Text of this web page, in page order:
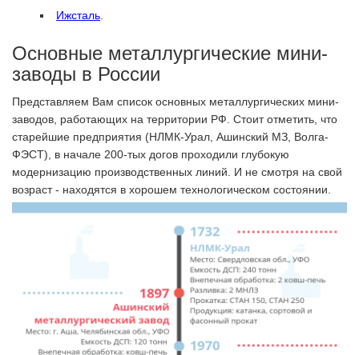
Ижсталь
Основные металлургические мини-
заводы в России
Представляем Вам список основных металлургических мини-
заводов, работающих на территории РФ. Стоит отметить, что
старейшие предприятия (НЛМК-Урал, Ашинский МЗ, Волга-
ФЭСТ), в начале 200-тых догов проходили глубокую
модернизацию производственных линий. И не смотря на свой
возраст - находятся в хорошем технологическом состоянии.